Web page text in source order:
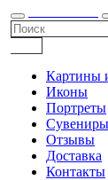
Картины
Иконы
Портреты
Сувениры
Отзывы
Доставка
Контакты